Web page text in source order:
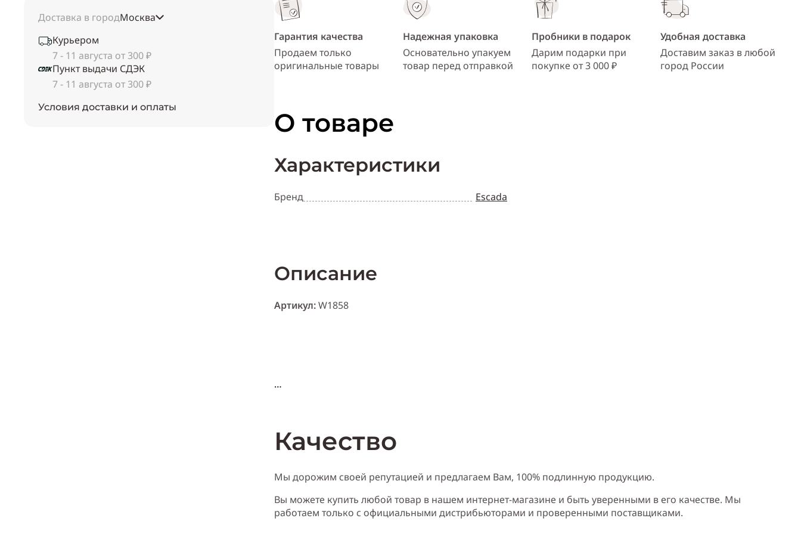
Доставка в городМосква
Курьером
7 - 11 августа от 300 ₽
Пункт выдачи СДЭК
7 - 11 августа от 300 ₽
Условия доставки и оплаты
Гарантия качества
Продаем только
оригинальные товары
Надежная упаковка
Основательно упакуем
товар перед отправкой
Пробники в подарок
Дарим подарки при
покупке от 3 000 ₽
Удобная доставка
Доставим заказ в любой
город России
О товаре
Характеристики
Бренд Escada
Описание
Артикул:W1858
Тип аромата:пряный, фруктовый
Качество
Мы дорожим своей репутацией и предлагаем Вам, 100% подлинную продукцию.
Вы можете купить любой товар в нашем интернет-магазине и быть уверенными в его качестве. Мы
работаем только с официальными дистрибьюторами и проверенными поставщиками.